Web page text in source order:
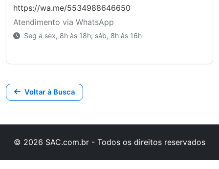
https://wa.me/5534988646650
Atendimento via WhatsApp
Seg a sex, 8h às 18h; sáb, 8h às 16h
Voltar à Busca
© 2026 SAC.com.br - Todos os direitos reservados